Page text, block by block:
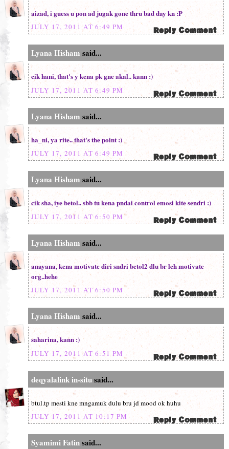
aizad, i guess u pon ad jugak gone thru bad day kn :P
JULY 17, 2011 AT 6:49 PM
Lyana Hisham said...
cik hani, that's y kena pk gne akal.. kann :)
JULY 17, 2011 AT 6:49 PM
Lyana Hisham said...
ha_ni, ya rite.. that's the point :)
JULY 17, 2011 AT 6:49 PM
Lyana Hisham said...
cik sha, iye betol.. sbb tu kena pndai control emosi kite sendri :)
JULY 17, 2011 AT 6:50 PM
Lyana Hisham said...
anayana, kena motivate diri sndri betol2 dlu br leh motivate
org..hehe
JULY 17, 2011 AT 6:50 PM
Lyana Hisham said...
saharina, kann :)
JULY 17, 2011 AT 6:51 PM
deqyalalink in-situsaid...
btul.tp mesti kne mngamuk dulu bru jd mood ok huhu
JULY 17, 2011 AT 10:17 PM
Syamimi Fatinsaid...